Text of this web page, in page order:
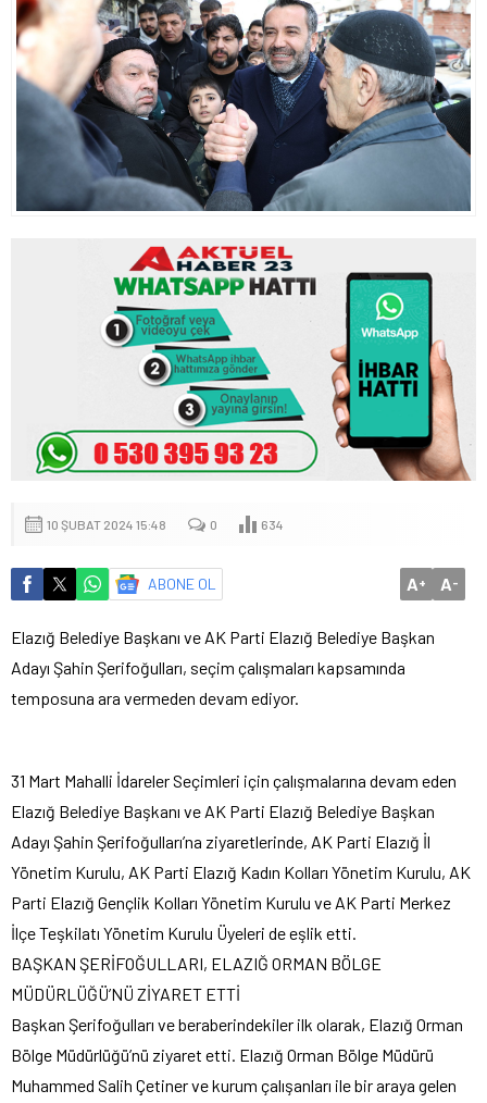
10 ŞUBAT 2024 15:48 0 634
ABONE OL A+ A-
Elazığ Belediye Başkanı ve AK Parti Elazığ Belediye Başkan
Adayı Şahin Şerifoğulları, seçim çalışmaları kapsamında
temposuna ara vermeden devam ediyor.
31 Mart Mahalli İdareler Seçimleri için çalışmalarına devam eden
Elazığ Belediye Başkanı ve AK Parti Elazığ Belediye Başkan
Adayı Şahin Şerifoğulları’na ziyaretlerinde, AK Parti Elazığ İl
Yönetim Kurulu, AK Parti Elazığ Kadın Kolları Yönetim Kurulu, AK
Parti Elazığ Gençlik Kolları Yönetim Kurulu ve AK Parti Merkez
İlçe Teşkilatı Yönetim Kurulu Üyeleri de eşlik etti.
BAŞKAN ŞERİFOĞULLARI, ELAZIĞ ORMAN BÖLGE
MÜDÜRLÜĞÜ’NÜ ZİYARET ETTİ
Başkan Şerifoğulları ve beraberindekiler ilk olarak, Elazığ Orman
Bölge Müdürlüğü’nü ziyaret etti. Elazığ Orman Bölge Müdürü
Muhammed Salih Çetiner ve kurum çalışanları ile bir araya gelen